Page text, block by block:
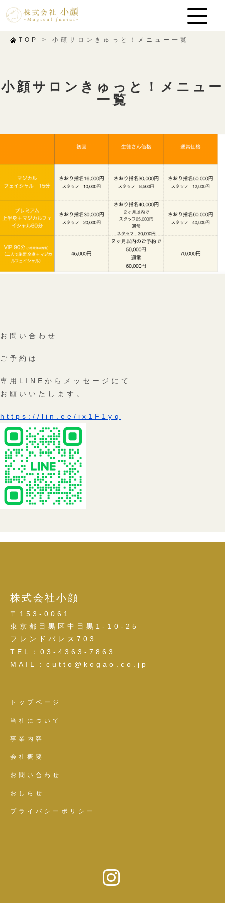
TOP > 小顔サロンきゅっと！メニュー一覧
小顔サロンきゅっと！メニュー
一覧
お問い合わせ
ご予約は
専用LINEからメッセージにて
お願いいたします。
https://lin.ee/ix1F1yq
株式会社小顔
〒153-0061
東京都目黒区中目黒1-10-25
フレンドパレス703
TEL：03-4363-7863
MAIL：cutto@kogao.co.jp
トップページ
当社について
事業内容
会社概要
お問い合わせ
おしらせ
プライバシーポリシー